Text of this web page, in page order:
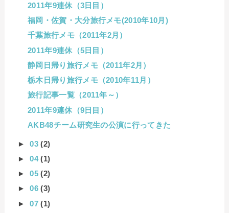
2011年9連休（3日目）
福岡・佐賀・大分旅行メモ(2010年10月)
千葉旅行メモ（2011年2月）
2011年9連休（5日目）
静岡日帰り旅行メモ（2011年2月）
栃木日帰り旅行メモ（2010年11月）
旅行記事一覧（2011年～）
2011年9連休（9日目）
AKB48チーム研究生の公演に行ってきた
►03(2)
►04(1)
►05(2)
►06(3)
►07(1)